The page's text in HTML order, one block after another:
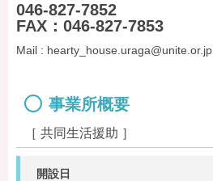
046-827-7852
FAX：046-827-7853
Mail : hearty_house.uraga@unite.or.jp
事業所概要
［ 共同生活援助 ］
開設日